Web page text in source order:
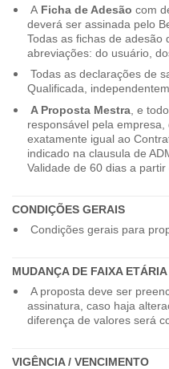
A Ficha de Adesão com
deverá ser assinada pelo
Todas as fichas de
abreviações: do usuário,
Todas as declarações de
Qualificada,
A Proposta Mestra, e
responsável pela
exatamente igual ao
indicado na clausula de
Validade de 60 dias a
CONDIÇÕES GERAIS
Condições gerais para
MUDANÇA DE FAIXA ETÁRIA
A proposta deve ser
assinatura, caso haja
diferença de valores será
VIGÊNCIA / VENCIMENTO